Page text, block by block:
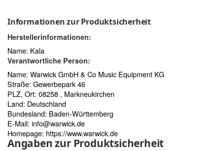
Informationen zur Produktsicherheit
Herstellerinformationen:
Name: Kala
Verantwortliche Person:
Name: Warwick GmbH & Co Music Equipment KG
Straße: Gewerbepark 46
PLZ, Ort: 08258 , Markneukirchen
Land: Deutschland
Bundesland: Baden-Württemberg
E-Mail: info@warwick.de
Homepage: https://www.warwick.de
Angaben zur Produktsicherheit